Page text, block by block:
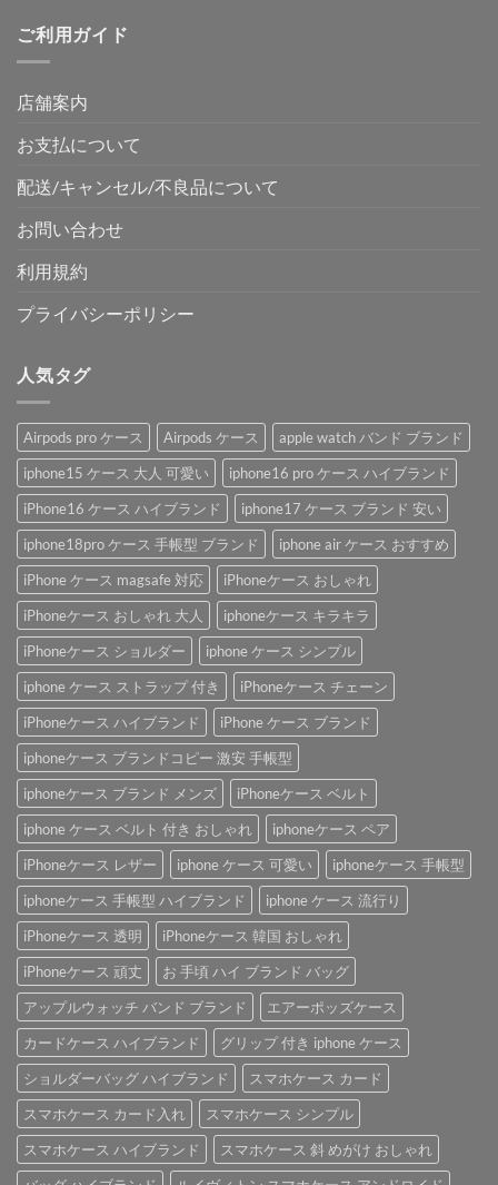
ご利用ガイド
店舗案内
お支払について
配送/キャンセル/不良品について
お問い合わせ
利用規約
プライバシーポリシー
人気タグ
Airpods pro ケース Airpods ケース
apple watch バンド ブランド
iphone15 ケース 大人 可愛い
iphone16 pro ケース ハイブランド
iPhone16 ケース ハイブランド
iphone17 ケース ブランド 安い
iphone18pro ケース 手帳型 ブランド
iphone air ケース おすすめ
iPhone ケース magsafe 対応
iPhoneケース おしゃれ
iPhoneケース おしゃれ 大人
iphoneケース キラキラ
iPhoneケース ショルダー
iphone ケース シンプル
iphone ケース ストラップ 付き
iPhoneケース チェーン
iPhoneケース ハイブランド
iPhone ケース ブランド
iphoneケース ブランドコピー 激安 手帳型
iphoneケース ブランド メンズ
iPhoneケース ベルト
iphone ケース ベルト 付き おしゃれ
iphoneケース ペア
iPhoneケース レザー
iphone ケース 可愛い
iphoneケース 手帳型
iphoneケース 手帳型 ハイブランド
iphone ケース 流行り
iPhoneケース 透明
iPhoneケース 韓国 おしゃれ
iPhoneケース 頑丈
お 手頃 ハイ ブランド バッグ
アップルウォッチ バンド ブランド
エアーポッズケース
カードケース ハイブランド
グリップ 付き iphone ケース
ショルダーバッグ ハイブランド
スマホケース カード
スマホケース カード入れ
スマホケース シンプル
スマホケース ハイブランド
スマホケース 斜 めがけ おしゃれ